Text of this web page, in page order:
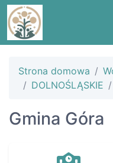
Strona domowa
DOLNOŚLĄSKIE
Gmina Góra